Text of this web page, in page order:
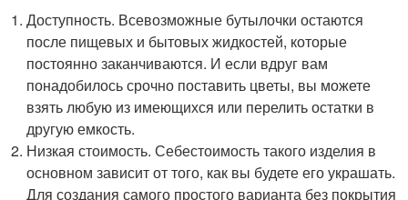
Доступность. Всевозможные бутылочки остаются
после пищевых и бытовых жидкостей, которые
постоянно заканчиваются. И если вдруг вам
понадобилось срочно поставить цветы, вы можете
взять любую из имеющихся или перелить остатки в
другую емкость.
Низкая стоимость. Себестоимость такого изделия в
основном зависит от того, как вы будете его украшать.
Для создания самого простого варианта без покрытия